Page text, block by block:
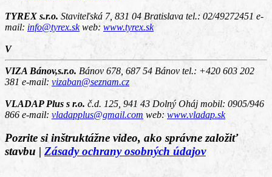
TYREX s.r.o. Staviteľská 7, 831 04 Bratislava tel.: 02/49272451 e-
mail: info@tyrex.skweb: www.tyrex.sk
V
VIZA Bánov,s.r.o. Bánov 678, 687 54 Bánov tel.: +420 603 202
381 e-mail: vizaban@seznam.cz
VLADAP Plus s r.o. č.d. 125, 941 43 Dolný Oháj mobil: 0905/946
866 e-mail: vladapplus@gmail.com web: www.vladap.sk
Pozrite si inštruktážne video, ako správne založiť
stavbu | Zásady ochrany osobných údajov